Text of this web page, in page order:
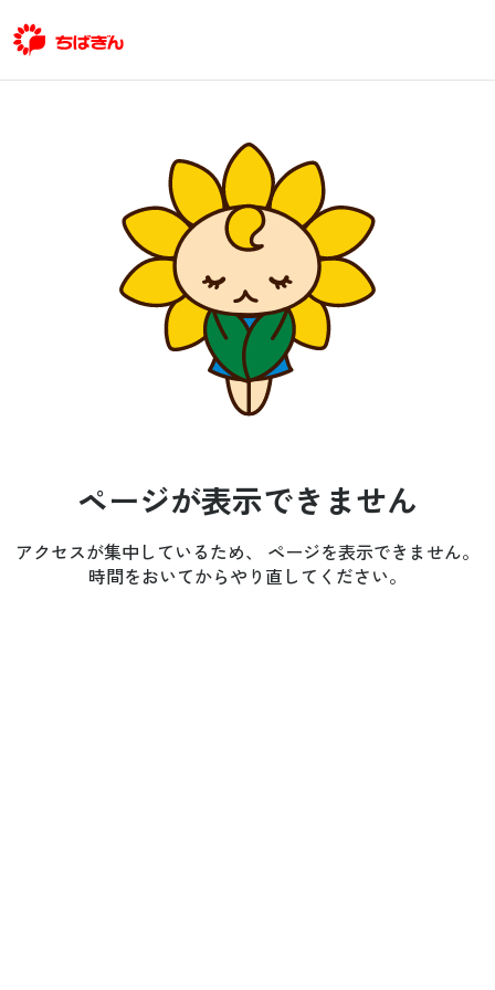
ページが表示できません
アクセスが集中しているため、 ページを表示できません。
時間をおいてからやり直してください。